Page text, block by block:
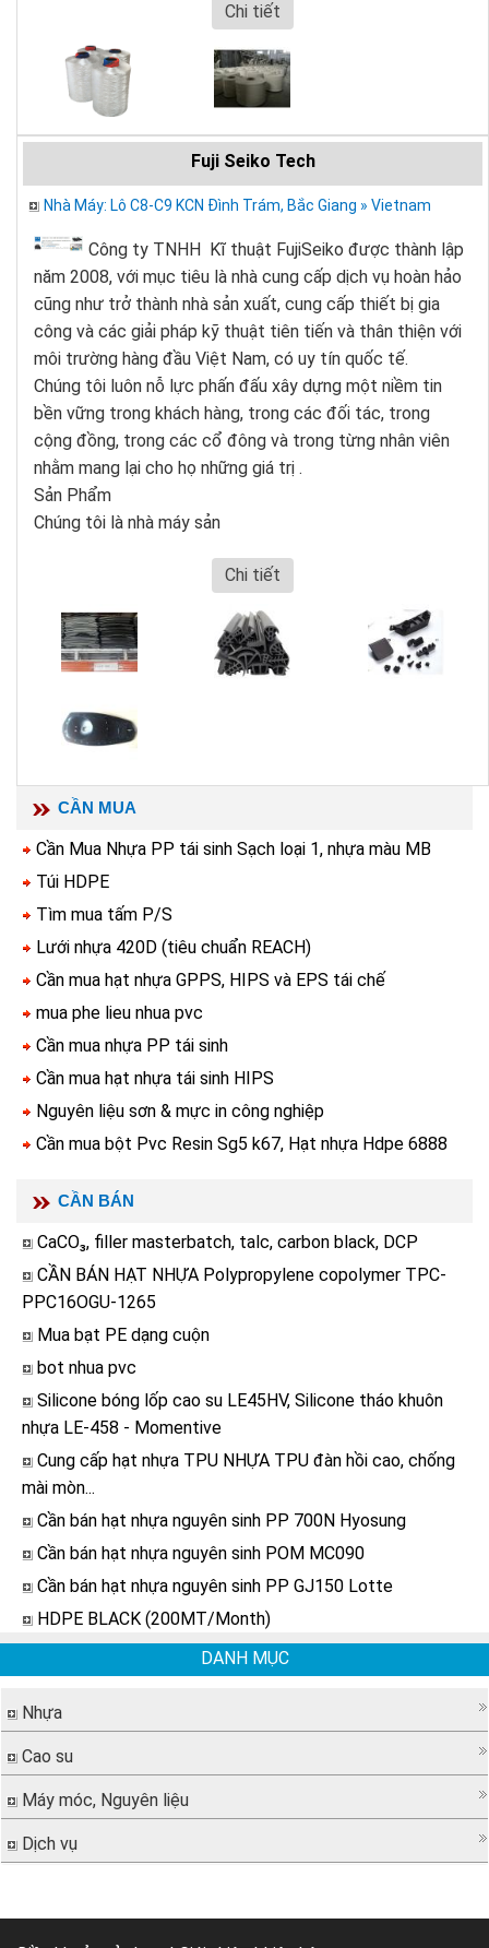
Chi tiết
Fuji Seiko Tech
Nhà Máy: Lô C8-C9 KCN Đình Trám, Bắc Giang » Vietnam
Công ty TNHH Kĩ thuật FujiSeiko được thành lập
năm 2008, với mục tiêu là nhà cung cấp dịch vụ hoàn hảo
cũng như trở thành nhà sản xuất, cung cấp thiết bị gia
công và các giải pháp kỹ thuật tiên tiến và thân thiện với
môi trường hàng đầu Việt Nam, có uy tín quốc tế.
Chúng tôi luôn nỗ lực phấn đấu xây dựng một niềm tin
bền vững trong khách hàng, trong các đối tác, trong
cộng đồng, trong các cổ đông và trong từng nhân viên
nhằm mang lại cho họ những giá trị .
Sản Phẩm
Chúng tôi là nhà máy sản
Chi tiết
CẦN MUA
Cần Mua Nhựa PP tái sinh Sạch loại 1, nhựa màu MB
Túi HDPE
Tìm mua tấm P/S
Lưới nhựa 420D (tiêu chuẩn REACH)
Cần mua hạt nhựa GPPS, HIPS và EPS tái chế
mua phe lieu nhua pvc
Cần mua nhựa PP tái sinh
Cần mua hạt nhựa tái sinh HIPS
Nguyên liệu sơn & mực in công nghiệp
Cần mua bột Pvc Resin Sg5 k67, Hạt nhựa Hdpe 6888
CẦN BÁN
CaCO₃, filler masterbatch, talc, carbon black, DCP
CẦN BÁN HẠT NHỰA Polypropylene copolymer TPC-
PPC16OGU-1265
Mua bạt PE dạng cuộn
bot nhua pvc
Silicone bóng lốp cao su LE45HV, Silicone tháo khuôn
nhựa LE-458 - Momentive
Cung cấp hạt nhựa TPU NHỰA TPU đàn hồi cao, chống
mài mòn...
Cần bán hạt nhựa nguyên sinh PP 700N Hyosung
Cần bán hạt nhựa nguyên sinh POM MC090
Cần bán hạt nhựa nguyên sinh PP GJ150 Lotte
HDPE BLACK (200MT/Month)
DANH MỤC
Nhựa
Cao su
Máy móc, Nguyên liệu
Dịch vụ